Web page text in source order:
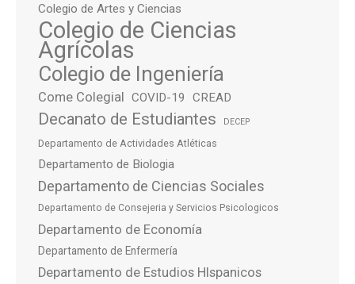
Colegio de Artes y Ciencias
Colegio de Ciencias
Agrícolas
Colegio de Ingeniería
Come Colegial COVID-19 CREAD
Decanato de Estudiantes DECEP
Departamento de Actividades Atléticas
Departamento de Biologia
Departamento de Ciencias Sociales
Departamento de Consejeria y Servicios Psicologicos
Departamento de Economía
Departamento de Enfermería
Departamento de Estudios HIspanicos